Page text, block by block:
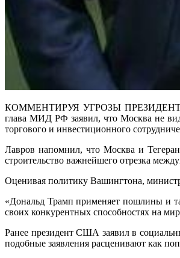
КОММЕНТИРУЯ УГРОЗЫ ПРЕЗИДЕНТА
глава МИД РФ заявил, что Москва не
торгового и инвестиционного
Лавров напомнил, что Москва и
строительство важнейшего отрезка
Оценивая политику Вашингтона,
«Дональд Трамп применяет пошлины и
своих конкурентных способностях на
Ранее президент США заявил в
подобные заявления расценивают как